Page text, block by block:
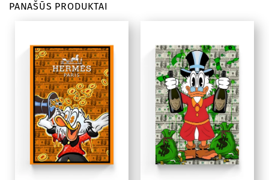
PANAŠŪS PRODUKTAI